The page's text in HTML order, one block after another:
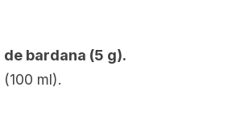
bardana (5 g).
ml).